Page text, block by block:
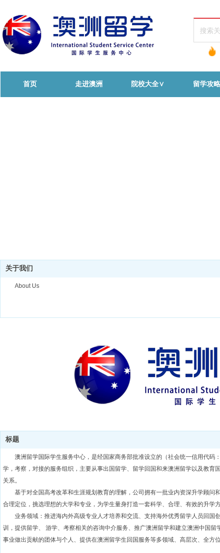
首页 走进澳洲 院校大全∨ 留学攻略
关于我们
About Us
标题
澳洲留学国际学生服务中心，是经国家商务部批准设立的（社会统一信用代
学，考察，对接的服务组织，主要从事出国留学、留学回国和来澳洲留学以及教
关系。
基于对全国高考改革和生涯规划教育的理解，公司拥有一批业内资深升学顾
合理定位，挑选理想的大学和专业，为学生量身打造一套科学、合理、有效的升学
业务领域：推进海内外高级专业人才培养和交流、支持海外优秀留学人员回
训，提供留学、 游学、考察相关的咨询中介服务、推广澳洲留学和建立澳洲中国
事业做出贡献的团体与个人、提供在澳洲留学生回国服务等多领域、高层次、全方